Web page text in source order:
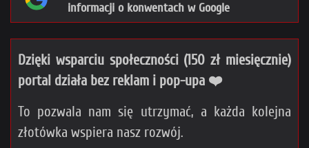
informacji o konwentach w Google
Dzięki wsparciu społeczności (150 zł miesięcznie)
portal działa bez reklam i pop-upa ❤️
To pozwala nam się utrzymać, a każda kolejna
złotówka wspiera nasz rozwój.